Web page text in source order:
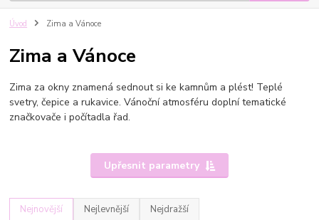
Úvod Zima a Vánoce
Zima a Vánoce
Zima za okny znamená sednout si ke kamnům a plést! Teplé
svetry, čepice a rukavice. Vánoční atmosféru doplní tematické
značkovače i počítadla řad.
Upřesnit parametry
Nejnovější Nejlevnější Nejdražší